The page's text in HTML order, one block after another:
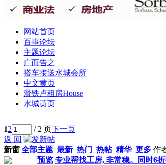
网站首页
百事论坛
主题论坛
广而告之
搭车接送水城会所
中文黄页
滑铁卢租房House
水城黄页
12 / 2 页下一页
返 回
新窗 全部主题 最新 热门 热帖 精华 更多 作
预览 专业帮找工房, 非常稳。同时6